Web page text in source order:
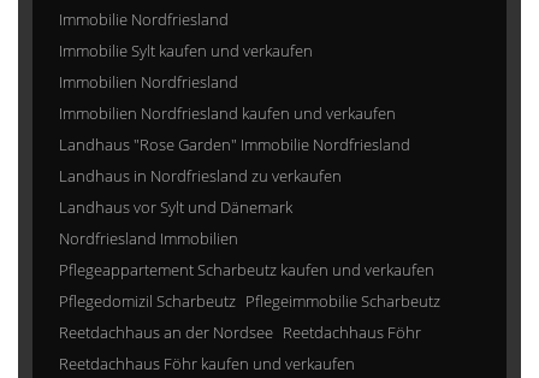
Immobilie Nordfriesland
Immobilie Sylt kaufen und verkaufen
Immobilien Nordfriesland
Immobilien Nordfriesland kaufen und verkaufen
Landhaus "Rose Garden" Immobilie Nordfriesland
Landhaus in Nordfriesland zu verkaufen
Landhaus vor Sylt und Dänemark
Nordfriesland Immobilien
Pflegeappartement Scharbeutz kaufen und verkaufen
Pflegedomizil Scharbeutz Pflegeimmobilie Scharbeutz
Reetdachhaus an der Nordsee Reetdachhaus Föhr
Reetdachhaus Föhr kaufen und verkaufen